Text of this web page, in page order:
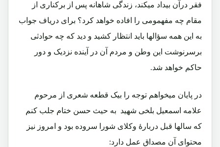
فقر درآن بیداد میکند، زندگی شاهانه پس از برکناری از
مقام چه مفهمومی را افاده خواهد کرد؟ برای دریاف جواب
به این همه سؤالها باید انتظار کشید و دید که چه حوادثی
برسرنوشت این وطن و مردم آن در آینده نزدیک و دور
حاکم خواهد شد.
در پایان میخواهم توجه را بیک قطعه شعری از مرحوم
علامه اسمعیل بلخی شهید به حیث حسن ختام جلب کنم
که سالها قبل دربارۀ وکلای شورا سروده بود و امروز نیز
محتوای آن مصداق عمل دارد: